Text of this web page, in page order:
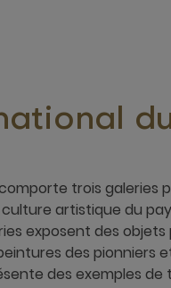
trois galeries
artistique du
exposent des
des pionniers
des exemples de